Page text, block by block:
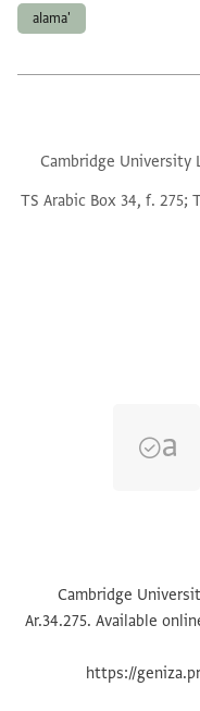
Cambridge University
TS Arabic Box 34, f. 275;
تكبير و تدوير
Cambridge
Ar.34.275. Available
https://